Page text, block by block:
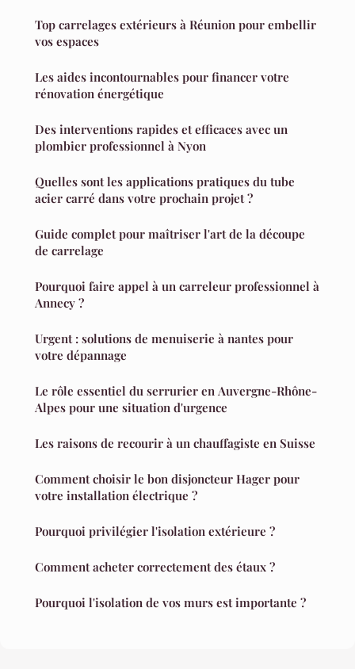
Top carrelages extérieurs à Réunion pour embellir
vos espaces
Les aides incontournables pour financer votre
rénovation énergétique
Des interventions rapides et efficaces avec un
plombier professionnel à Nyon
Quelles sont les applications pratiques du tube
acier carré dans votre prochain projet ?
Guide complet pour maîtriser l'art de la découpe
de carrelage
Pourquoi faire appel à un carreleur professionnel à
Annecy ?
Urgent : solutions de menuiserie à nantes pour
votre dépannage
Le rôle essentiel du serrurier en Auvergne-Rhône-
Alpes pour une situation d'urgence
Les raisons de recourir à un chauffagiste en Suisse
Comment choisir le bon disjoncteur Hager pour
votre installation électrique ?
Pourquoi privilégier l'isolation extérieure ?
Comment acheter correctement des étaux ?
Pourquoi l'isolation de vos murs est importante ?